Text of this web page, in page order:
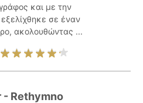
και με την
σε έναν
ακολουθώντας ...
- Rethymno